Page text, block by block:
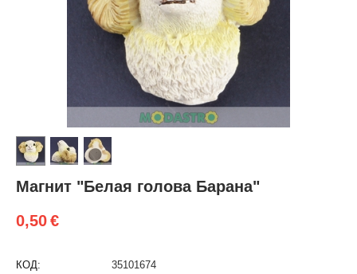
Магнит "Белая голова Барана"
0,50€
КОД:
35101674